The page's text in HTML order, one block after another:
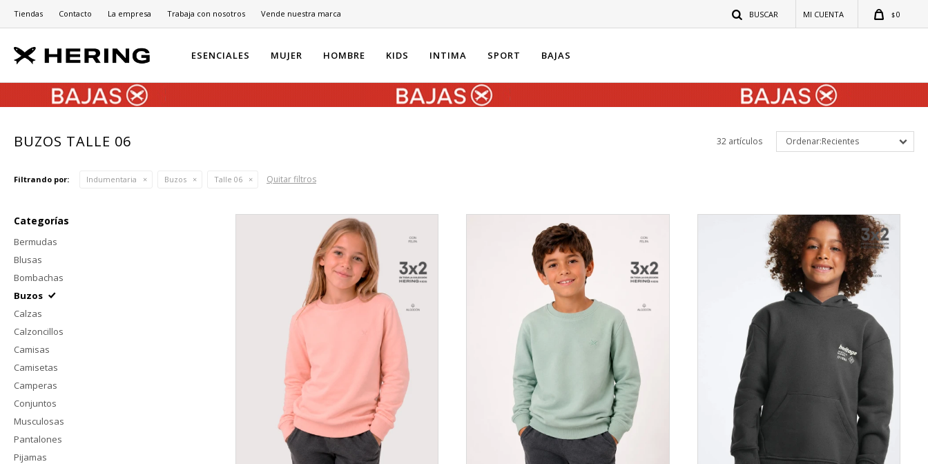
ESENCIALES MUJER HOMBRE KIDS INTIMA SPORT BAJAS
$0
Tiendas Contacto La empresa Trabaja con nosotros Vende nuestra marca
BUZOS TALLE 06 32 artículos Recientes
Filtrando por: Indumentaria Buzos Talle 06 Quitar filtros
Categorías
Bermudas
Blusas
Bombachas
Buzos
Calzas
Calzoncillos
Camisas
Camisetas
Camperas
Conjuntos
Musculosas
Pantalones
Pijamas